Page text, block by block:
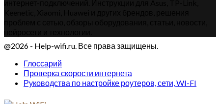
@2026 - Help-wifi.ru. Все права защищены.
Глоссарий
Проверка скорости интернета
Руководства по настройке роутеров, сети, WI-FI